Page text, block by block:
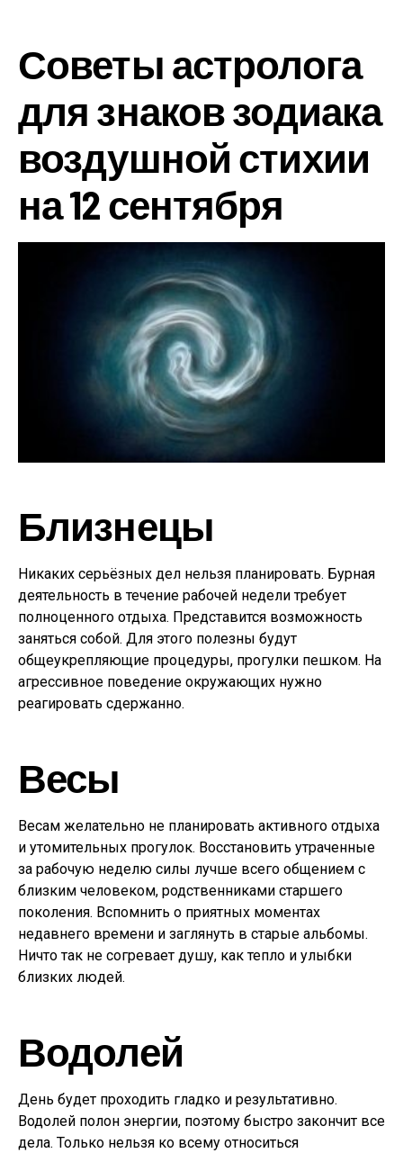
Советы астролога
для знаков зодиака
воздушной стихии
на 12 сентября
Близнецы
Никаких серьёзных дел нельзя планировать. Бурная
деятельность в течение рабочей недели требует
полноценного отдыха. Представится возможность
заняться собой. Для этого полезны будут
общеукрепляющие процедуры, прогулки пешком. На
агрессивное поведение окружающих нужно
реагировать сдержанно.
Весы
Весам желательно не планировать активного отдыха
и утомительных прогулок. Восстановить утраченные
за рабочую неделю силы лучше всего общением с
близким человеком, родственниками старшего
поколения. Вспомнить о приятных моментах
недавнего времени и заглянуть в старые альбомы.
Ничто так не согревает душу, как тепло и улыбки
близких людей.
Водолей
День будет проходить гладко и результативно.
Водолей полон энергии, поэтому быстро закончит все
дела. Только нельзя ко всему относиться